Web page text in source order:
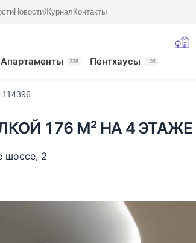
НовостиЖурнал Контакты
Апартаменты 238 Пентхаусы 103
114396
176 М² НА 4 ЭТАЖЕ
шоссе, 2